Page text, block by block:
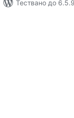
Тествано до 6.5.9